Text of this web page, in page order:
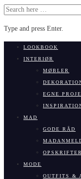
SEARCH
Type and press Enter.
LOOKBOOK
INTERIØR
MØBLER
EGNE
MAD
GODE RÅD
OPSKRIFTER
MODE
OUTFITS &